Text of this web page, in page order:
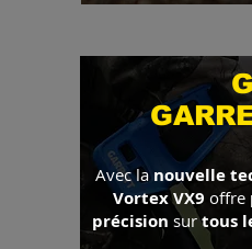
Avec la nouvelle
Vortex VX9 offre
précision surtous